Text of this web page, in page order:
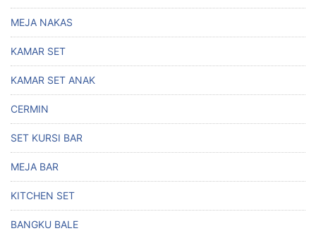
MEJA NAKAS
KAMAR SET
KAMAR SET ANAK
CERMIN
SET KURSI BAR
MEJA BAR
KITCHEN SET
BANGKU BALE